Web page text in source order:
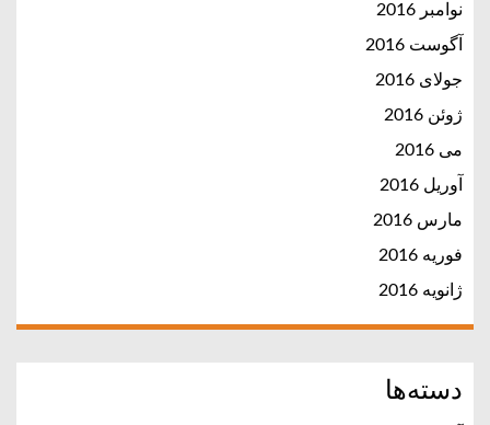
نوامبر 2016
آگوست 2016
جولای 2016
ژوئن 2016
می 2016
آوریل 2016
مارس 2016
فوریه 2016
ژانویه 2016
دسته‌ها